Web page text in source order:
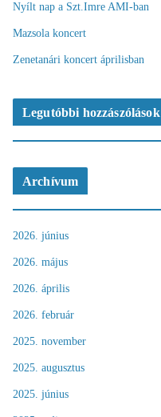
Nyílt nap a Szt.Imre AMI-ban
Mazsola koncert
Zenetanári koncert áprilisban
Legutóbbi hozzászólások
Archívum
2026. június
2026. május
2026. április
2026. február
2025. november
2025. augusztus
2025. június